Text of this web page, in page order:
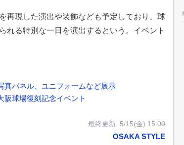
再現した演出や装飾なども予定しており、球
れる特別な一日を演出するという。イベント
パネル、ユニフォームなど展示
球場復刻記念イベント
最終更新: 5/15(金) 15:00
OSAKA STYLE